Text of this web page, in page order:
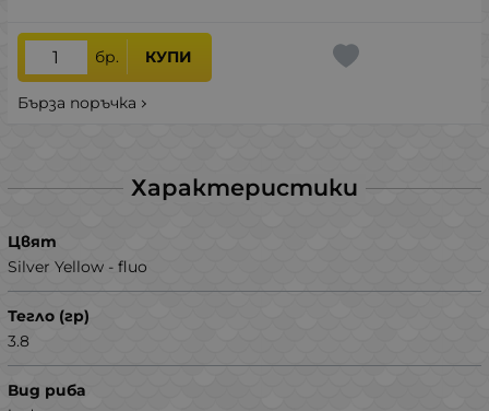
бр. КУПИ
Бърза поръчка
Характеристики
Цвят
Silver Yellow - fluo
Тегло (гр)
3.8
Вид риба